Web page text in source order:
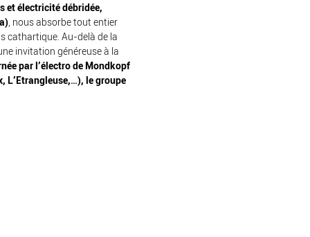
et électricité débridée,
, nous absorbe tout entier
cathartique. Au-delà de la
invitation généreuse à la
par l’électro de Mondkopf
L’Etrangleuse,…), le groupe